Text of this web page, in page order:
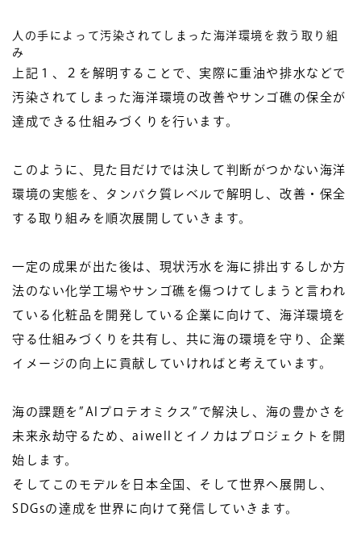
人の手によって汚染されてしまった海洋環境を救う取り組
み
上記１、２を解明することで、実際に重油や排水などで
汚染されてしまった海洋環境の改善やサンゴ礁の保全が
達成できる仕組みづくりを行います。
このように、見た目だけでは決して判断がつかない海洋
環境の実態を、タンパク質レベルで解明し、改善・保全
する取り組みを順次展開していきます。
一定の成果が出た後は、現状汚水を海に排出するしか方
法のない化学工場やサンゴ礁を傷つけてしまうと言われ
ている化粧品を開発している企業に向けて、海洋環境を
守る仕組みづくりを共有し、共に海の環境を守り、企業
イメージの向上に貢献していければと考えています。
海の課題を”AIプロテオミクス”で解決し、海の豊かさを
未来永劫守るため、aiwellとイノカはプロジェクトを開
始します。
そしてこのモデルを日本全国、そして世界へ展開し、
SDGsの達成を世界に向けて発信していきます。